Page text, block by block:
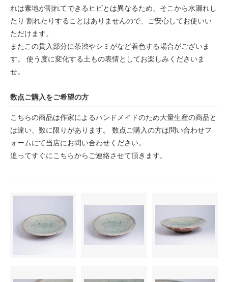
れは素地が割れてできるヒビとは異なるため、そこから水漏れし
たり 割れたりすることはありませんので、ご安心してお使いい
ただけます。
またこの貫入部分に茶渋やシミがなど着色する場合がございま
す。 使う度に変化する土もの表情としてお楽しみくださいま
せ。
数点ご購入をご希望の方
こちらの商品は作家によるハンドメイドのため大量生産の商品と
は違い、数に限りがあります。 数点ご購入の方は問い合わせフ
ォームにて当店にお問い合わせください。
追ってすぐにこちらからご連絡させて頂きます。